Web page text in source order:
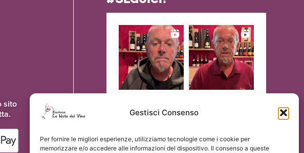
Gestisci Consenso
Per fornire le migliori esperienze, utilizziamo tecnologie come i cookie per
memorizzare e/o accedere alle informazioni del dispositivo. Il consenso a queste
sito